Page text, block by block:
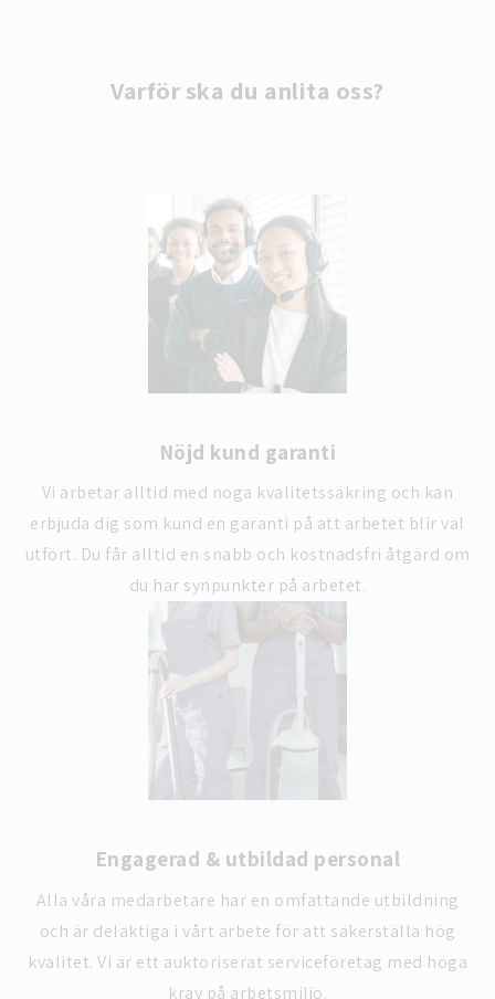
Varför ska du anlita oss?
Nöjd kund garanti
Vi arbetar alltid med noga kvalitetssäkring och kan
erbjuda dig som kund en garanti på att arbetet blir väl
utfört. Du får alltid en snabb och kostnadsfri åtgärd om
du har synpunkter på arbetet.
Engagerad & utbildad personal
Alla våra medarbetare har en omfattande utbildning
och är delaktiga i vårt arbete för att säkerställa hög
kvalitet. Vi är ett auktoriserat serviceföretag med höga
krav på arbetsmiljö.